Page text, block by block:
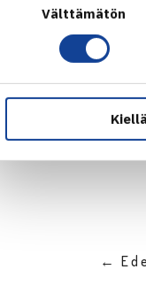
Välttämätön
Kiellä
←